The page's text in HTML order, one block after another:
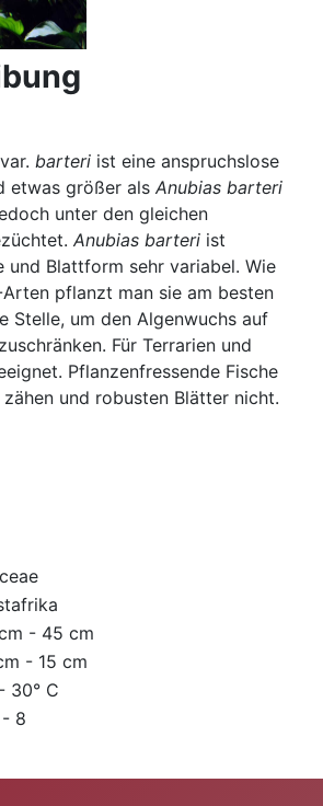
var. barteri ist eine anspruchslose
etwas größer als Anubias barteri
unter den gleichen
Anubias barteri ist
und Blattform sehr variabel. Wie
pflanzt man sie am besten
Stelle, um den Algenwuchs auf
Für Terrarien und
Pflanzenfressende Fische
und robusten Blätter nicht.
- 45 cm
- 15 cm
30° C
8